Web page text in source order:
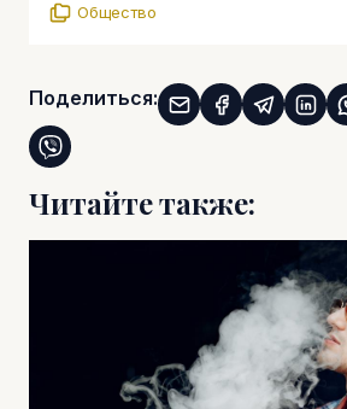
Общество
Поделиться:
Читайте также: